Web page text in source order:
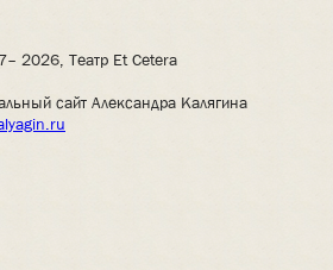
2026, Театр Et Cetera
сайт Александра Калягина